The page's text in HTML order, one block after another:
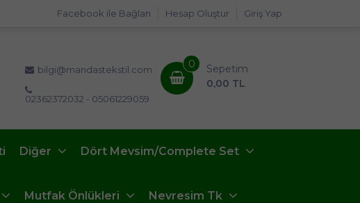
Giriş Yap
Hesap Oluştur
Facebook ile Bağlan
bilgi@mandastekstil.com
02362372032 - 05061229059
0
Sepetim
0,00 TL
Diğer Dört Mevsim/Complete Set
Mutfak Önlükleri Nevresim Tk